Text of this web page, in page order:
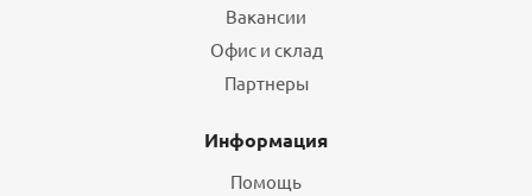
Вакансии
Офис и склад
Партнеры
Информация
Помощь